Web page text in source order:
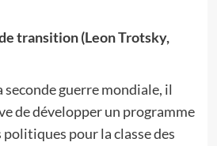
transition (Leon Trotsky,
seconde guerre mondiale, il
de développer un programme
pour la classe des